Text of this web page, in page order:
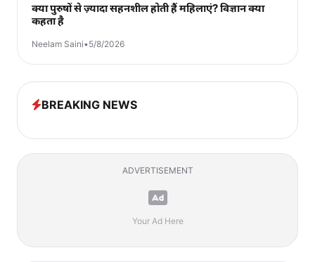
क्या पुरुषों से ज़्यादा सहनशील होती हैं महिलाएं? विज्ञान क्या
कहता है
Neelam Saini•5/8/2026
BREAKING NEWS
ADVERTISEMENT
Your Ad Here